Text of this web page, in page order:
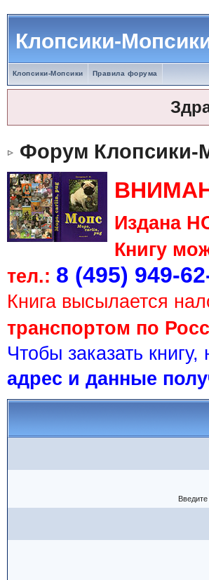
Клопсики-
Клопсики-Мопсики Правила форума
Форум Клопсики-
Издана
Книгу
тел.: 8 (495) 949-
Книга высылается
транспортом по
Чтобы заказать
адрес и данные